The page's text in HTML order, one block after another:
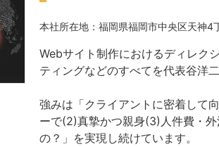
本社所在地：福岡県福岡市中央区天神4
Webサイト制作におけるディレク
ティングなどのすべてを代表谷洋
強みは「クライアントに密着して
ーで(2)真摯かつ親身(3)人件費・
の？」を実現し続けています。